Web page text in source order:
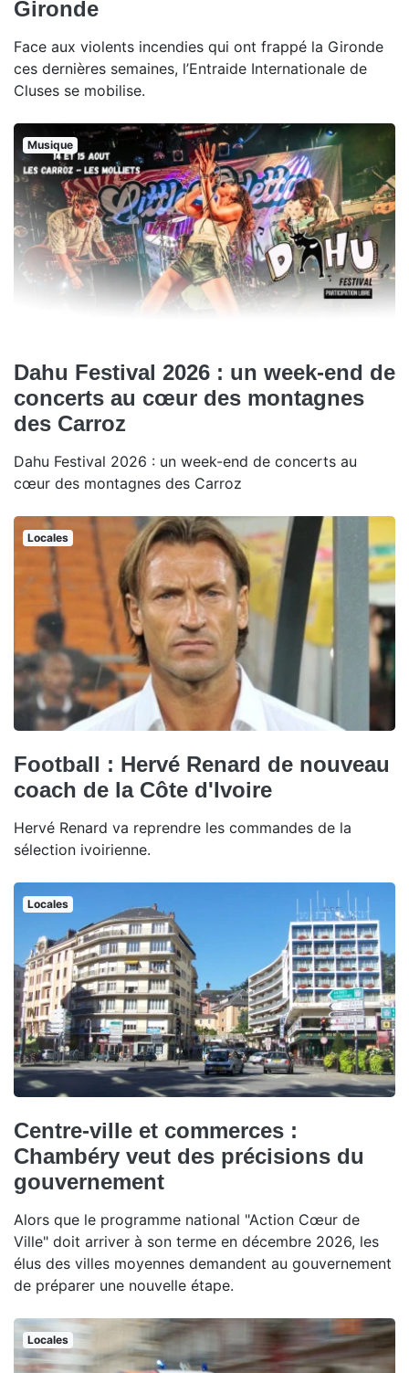
Gironde
Face aux violents incendies qui ont frappé la Gironde
ces dernières semaines, l’Entraide Internationale de
Cluses se mobilise.
Musique
Dahu Festival 2026 : un week-end de
concerts au cœur des montagnes
des Carroz
Dahu Festival 2026 : un week-end de concerts au
cœur des montagnes des Carroz
Locales
Football : Hervé Renard de nouveau
coach de la Côte d'Ivoire
Hervé Renard va reprendre les commandes de la
sélection ivoirienne.
Locales
Centre-ville et commerces :
Chambéry veut des précisions du
gouvernement
Alors que le programme national "Action Cœur de
Ville" doit arriver à son terme en décembre 2026, les
élus des villes moyennes demandent au gouvernement
de préparer une nouvelle étape.
Locales